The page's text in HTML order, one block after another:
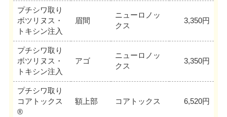
プチシワ取り
ボツリヌス・
トキシン注入
眉間
ニューロノッ
クス
3,350円
プチシワ取り
ボツリヌス・
トキシン注入
アゴ
ニューロノッ
クス
3,350円
プチシワ取り
コアトックス
®
額上部 コアトックス 6,520円